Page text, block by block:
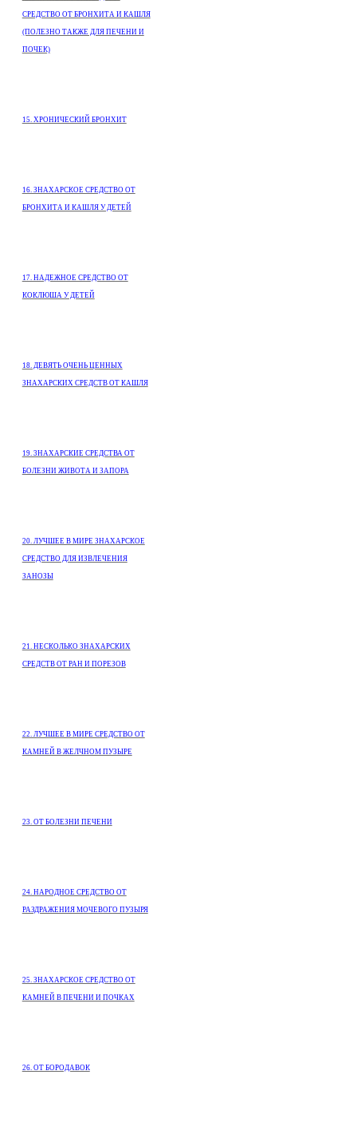
СРЕДСТВО ОТ БРОНХИТА И КАШЛЯ
(ПОЛЕЗНО ТАКЖЕ ДЛЯ ПЕЧЕНИ И
ПОЧЕК)
15. ХРОНИЧЕСКИЙ БРОНХИТ
16. ЗНАХАРСКОЕ СРЕДСТВО ОТ
БРОНХИТА И КАШЛЯ У ДЕТЕЙ
17. НАДЕЖНОЕ СРЕДСТВО ОТ
КОКЛЮША У ДЕТЕЙ
18. ДЕВЯТЬ ОЧЕНЬ ЦЕННЫХ
ЗНАХАРСКИХ СРЕДСТВ ОТ КАШЛЯ
19. 3НАХАРСКИЕ СРЕДСТВА ОТ
БОЛЕЗНИ ЖИВОТА И ЗАПОРА
20. ЛУЧШЕЕ В МИРЕ ЗНАХАРСКОЕ
СРЕДСТВО ДЛЯ ИЗВЛЕЧЕНИЯ
ЗАНОЗЫ
21. НЕСКОЛЬКО ЗНАХАРСКИХ
СРЕДСТВ ОТ РАН И ПОРЕЗОВ
22. ЛУЧШЕЕ В МИРЕ СРЕДСТВО ОТ
КАМНЕЙ В ЖЕЛЧНОМ ПУЗЫРЕ
23. ОТ БОЛЕЗНИ ПЕЧЕНИ
24. НАРОДНОЕ СРЕДСТВО ОТ
РАЗДРАЖЕНИЯ МОЧЕВОГО ПУЗЫРЯ
25. ЗНАХАРСКОЕ СРЕДСТВО ОТ
КАМНЕЙ В ПЕЧЕНИ И ПОЧКАХ
26. ОТ БОРОДАВОК